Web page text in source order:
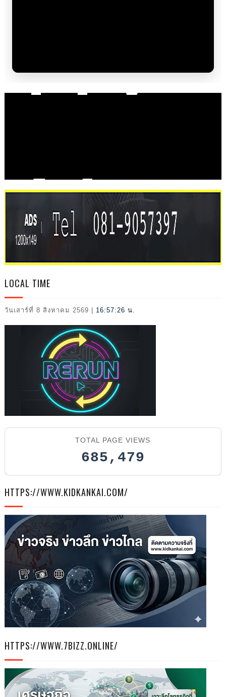
TIV
AL
202
6
LOCAL TIME
วันเสาร์ที่ 8 สิงหาคม 2569 16:57:28 น.
TOTAL PAGE VIEWS
685,479
HTTPS://WWW.KIDKANKAI.COM/
HTTPS://WWW.7BIZZ.ONLINE/